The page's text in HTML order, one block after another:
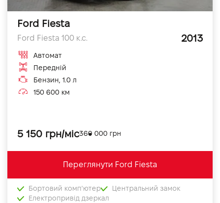
Ford Fiesta
Ford Fiesta 100 к.с. 2013
Автомат
Передній
Бензин, 1.0 л
150 600 км
5 150 грн/міс360 000 грн
Переглянути Ford Fiesta
Бортовий комп'ютер
Центральний замок
Електропривід дзеркал